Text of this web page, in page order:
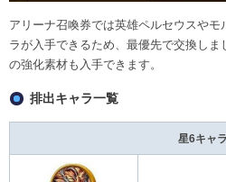
アリーナ召喚券では英雄ペルセウスやモ
ラが入手できるため、最優先で交換し
の強化素材も入手できます。
排出キャラ一覧
星6キャラ